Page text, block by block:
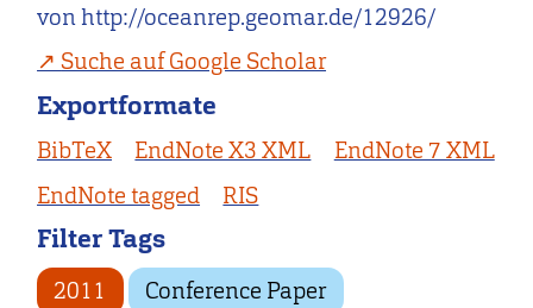
von http://oceanrep.geomar.de/12926/
Suche auf Google Scholar
Exportformate
BibTeX EndNote X3 XML
EndNote 7 XML
EndNote tagged
RIS
Filter Tags
2011 Conference Paper